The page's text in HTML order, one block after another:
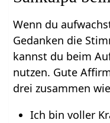
Wenn du
Gedanken die
kannst du beim
nutzen. Gute
drei zusammen
Ich bin voller